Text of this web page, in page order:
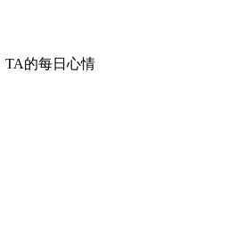
TA的每日心情